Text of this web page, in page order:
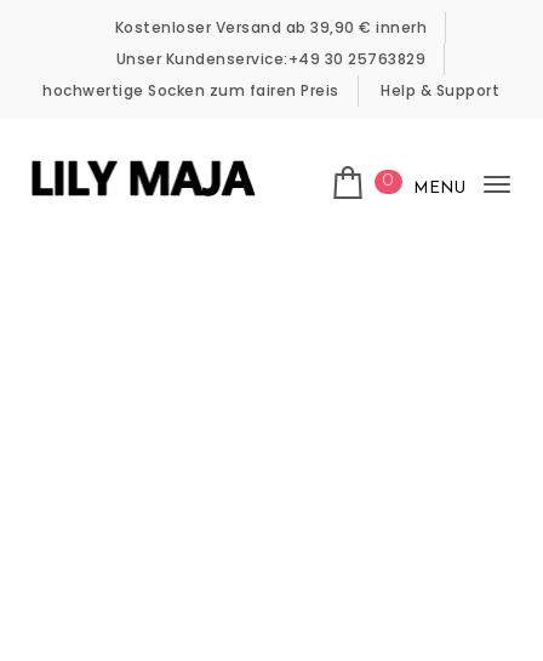
Kostenloser Versand ab 39,90 € innerh
Unser Kundenservice:+49 30 25763829
hochwertige Socken zum fairen Preis
Help & Support
0 MENU